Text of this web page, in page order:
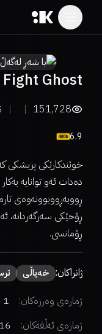
Ghost
151,728
6.9
خوێندکارێکی پزیشکی
دەدات ئەو توانایە
ڕووبەڕووبوونەوەی
ڕۆحێکی سەرگەردانە،
ڕۆمانسی.
ژانراکان: خەیاڵی
ژمارەی وەرزەکان:
1
ژمارەی ئەڵقەکان:
16